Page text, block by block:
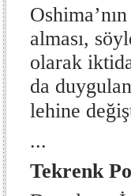
alması,
olarak
da
lehine
...
Tekrenk